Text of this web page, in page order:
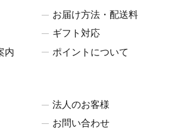
お届け方法・配送料
ギフト対応
内
ポイントについて
法人のお客様
お問い合わせ